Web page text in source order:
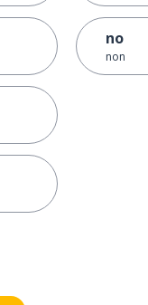
no
non